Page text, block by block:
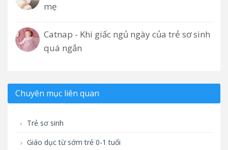
mẹ
Catnap - Khi giấc ngủ ngày của trẻ sơ sinh
quá ngắn
Chuyên mục liên quan
Trẻ sơ sinh
Giáo dục từ sớm trẻ 0-1 tuổi